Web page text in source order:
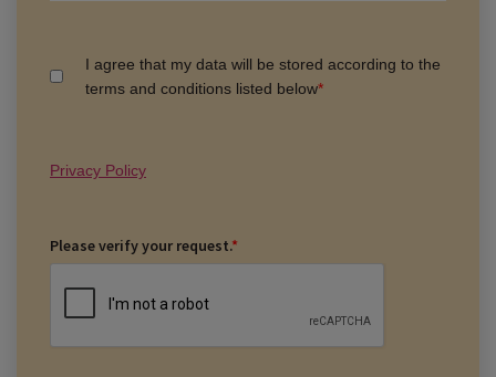
I agree that my data will be stored according to the
terms and conditions listed below*
Privacy Policy
Please verify your request.*